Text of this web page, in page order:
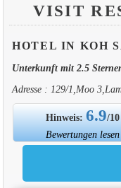
VISIT
HOTEL IN KOH
Unterkunft mit 2.5
Adresse : 129/1,Moo
Hinweis:6.9/10
Bewertungen lesen